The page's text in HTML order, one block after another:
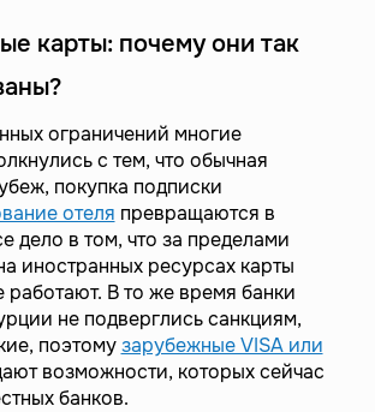
карты: почему они так
ограничений многие
с тем, что обычная
покупка подписки
отеля превращаются в
дело в том, что за пределами
иностранных ресурсах карты
работают. В то же время банки
не подверглись санкциям,
поэтомузарубежные VISA или
возможности, которых сейчас
банков.